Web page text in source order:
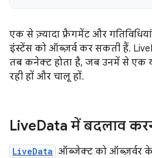
एक से ज़्यादा फ़्रैगमेंट और
इंस्टेंस को ऑब्ज़र्व कर सकती हैं.
तब कनेक्ट होता है, जब उनमें से एक
रही हों और चालू हों.
LiveData में बदलाव
LiveData ऑब्जेक्ट को ऑब्ज़र्वर